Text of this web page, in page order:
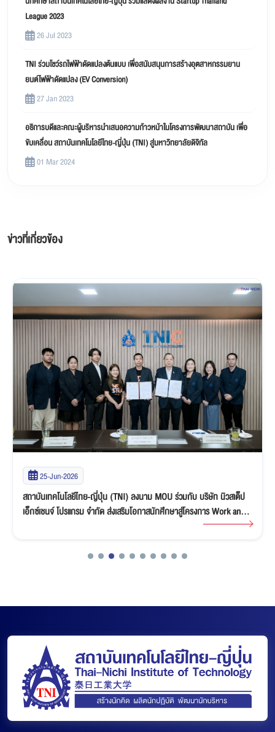
League 2023
26 Jul 2023
TNI ร่วมโชว์รถไฟฟ้าดัดแปลงต้นแบบ เพื่อสนับสนุนการสร้างอุตสาหกรรมยาน
ยนต์ไฟฟ้าดัดแปลง (EV Conversion)
27 Jan 2023
อธิการบดีและคณะผู้บริหารนำเสนอความก้าวหน้าในโครงการพัฒนาสถาบัน เพื่อ
ขับเคลื่อน สถาบันเทคโนโลยีไทย-ญี่ปุ่น (TNI) สู่มหาวิทยาลัยดิจิทัล
01 Mar 2024
ข่าวที่เกี่ยวข้อง
25-Jun-2026
สถาบันเทคโนโลยีไทย-ญี่ปุ่น (TNI) ลงนาม MOU ร่วมกับ บริษัท นิวสเต็ป
เอ็กซ์เชนจ์ โปรแกรม จำกัด ส่งเสริมโอกาสนักศึกษาสู่โครงการ Work and